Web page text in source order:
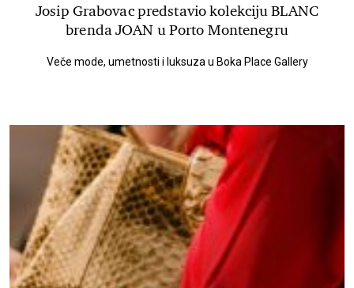
Josip Grabovac predstavio kolekciju BLANC
brenda JOAN u Porto Montenegru
Veče mode, umetnosti i luksuza u Boka Place Gallery